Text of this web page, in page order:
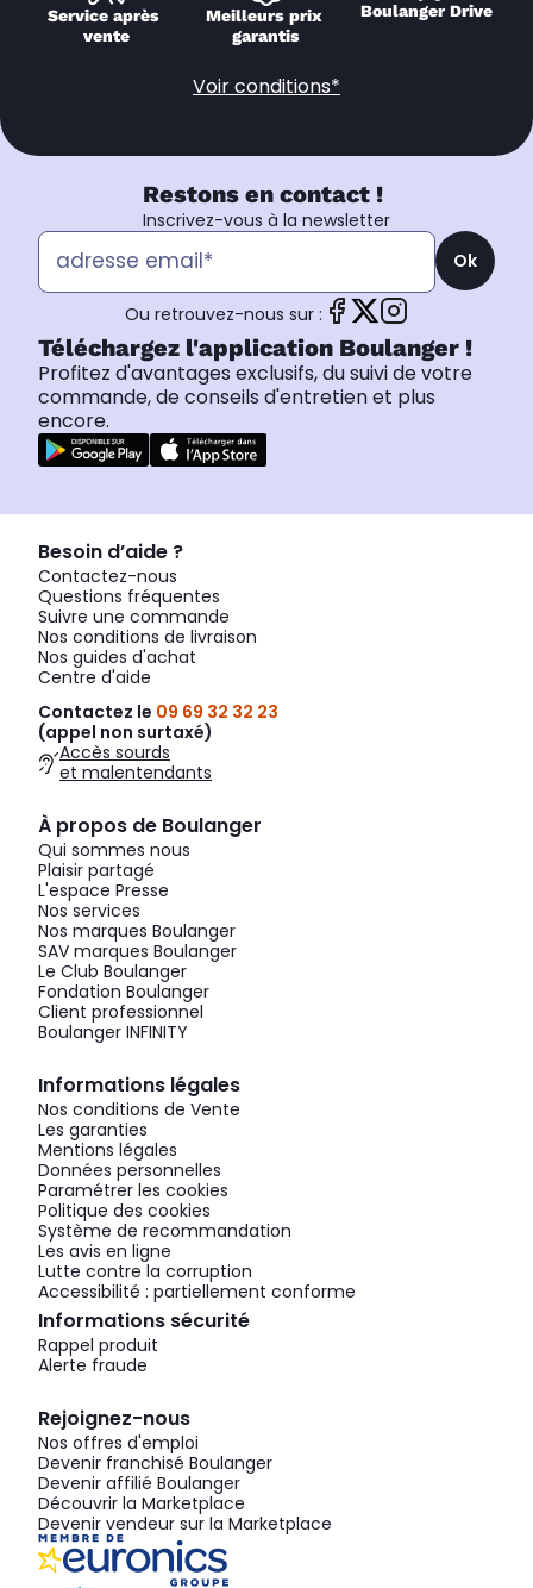
Service après
vente
Meilleurs prix
garantis
Boulanger Drive
Voir conditions*
Restons en contact !
Inscrivez-vous à la newsletter
Ok
Ou retrouvez-nous sur :
Téléchargez l'application Boulanger !
Profitez d'avantages exclusifs, du suivi de votre
commande, de conseils d'entretien et plus
encore.
Besoin d’aide ?
Contactez-nous
Questions fréquentes
Suivre une commande
Nos conditions de livraison
Nos guides d'achat
Centre d'aide
Contactez le 09 69 32 32 23
(appel non surtaxé)
Accès sourds
et malentendants
À propos de Boulanger
Qui sommes nous
Plaisir partagé
L'espace Presse
Nos services
Nos marques Boulanger
SAV marques Boulanger
Le Club Boulanger
Fondation Boulanger
Client professionnel
Boulanger INFINITY
Informations légales
Nos conditions de Vente
Les garanties
Mentions légales
Données personnelles
Paramétrer les cookies
Politique des cookies
Système de recommandation
Les avis en ligne
Lutte contre la corruption
Accessibilité : partiellement conforme
Informations sécurité
Rappel produit
Alerte fraude
Rejoignez-nous
Nos offres d'emploi
Devenir franchisé Boulanger
Devenir affilié Boulanger
Découvrir la Marketplace
Devenir vendeur sur la Marketplace